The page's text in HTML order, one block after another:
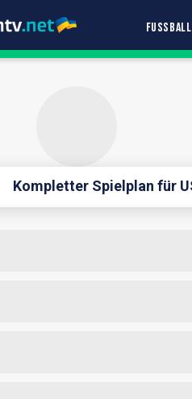
FUSSBALL
Kompletter Spielplan für